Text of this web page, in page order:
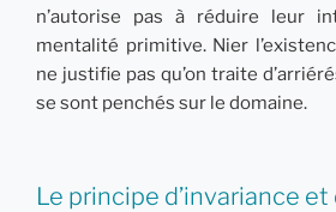
n’autorise pas à réduire leur
mentalité primitive. Nier
ne justifie pas qu’on traite
se sont penchés sur le domaine.
Le principe d’invariance et